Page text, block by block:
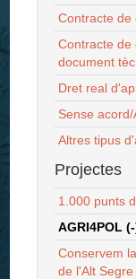
Contracte de
Contracte de
document
Dret real
Sense
Altres tipus
Projectes
1.000 punts
AGRI4POL
Conservem
de l'Alt Segre